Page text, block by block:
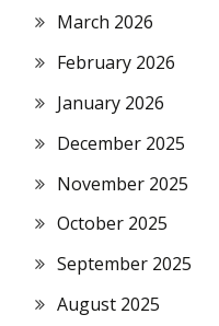
March 2026
February 2026
January 2026
December 2025
November 2025
October 2025
September 2025
August 2025